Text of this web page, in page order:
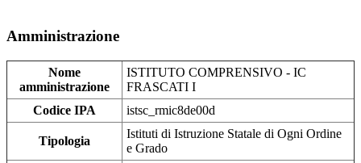
Amministrazione
Nome
amministrazione
ISTITUTO COMPRENSIVO - IC
FRASCATI I
Codice IPA
istsc_rmic8de00d
Tipologia
Istituti di Istruzione Statale di Ogni Ordine
e Grado